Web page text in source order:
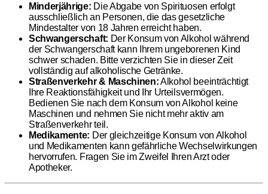
Minderjährige: Die Abgabe von Spirituosen erfolgt
ausschließlich an Personen, die das gesetzliche
Mindestalter von 18 Jahren erreicht haben.
Schwangerschaft: Der Konsum von Alkohol während
der Schwangerschaft kann Ihrem ungeborenen Kind
schwer schaden. Bitte verzichten Sie in dieser Zeit
vollständig auf alkoholische Getränke.
Straßenverkehr & Maschinen:Alkohol beeinträchtigt
Ihre Reaktionsfähigkeit und Ihr Urteilsvermögen.
Bedienen Sie nach dem Konsum von Alkohol keine
Maschinen und nehmen Sie nicht mehr aktiv am
Straßenverkehr teil.
Medikamente: Der gleichzeitige Konsum von Alkohol
und Medikamenten kann gefährliche Wechselwirkungen
hervorrufen. Fragen Sie im Zweifel Ihren Arzt oder
Apotheker.